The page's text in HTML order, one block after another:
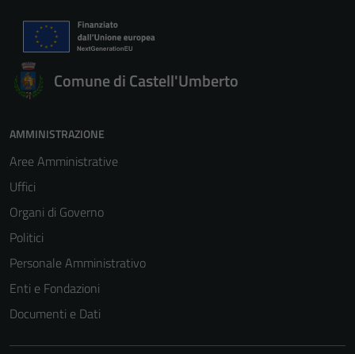
Comune di Castell'Umberto
AMMINISTRAZIONE
Aree Amministrative
Uffici
Organi di Governo
Politici
Personale Amministrativo
Enti e Fondazioni
Documenti e Dati